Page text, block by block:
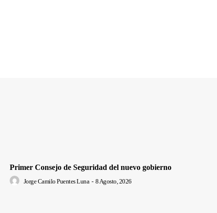
Primer Consejo de Seguridad del nuevo gobierno
Jorge Camilo Puentes Luna - 8 Agosto, 2026